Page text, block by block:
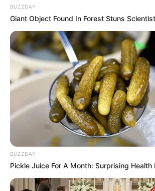
Adulto
MUJERES
Turista
lanzada
en
CÁCERES
BUZZDAY
Giant Object Found In Forest Stuns
BUZZDAY
Pickle Juice For A Month: Surprising Health